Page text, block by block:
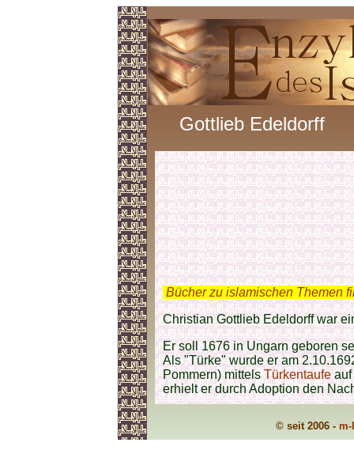
Gottlieb Edeldorff
Bücher zu islamischen Themen
Christian Gottlieb Edeldorff war
Er soll 1676 in Ungarn geboren
Als "Türke" wurde er am
Pommern) mittelsTürkentaufeauf
erhielt er durch Adoption den
© seit 2006 -